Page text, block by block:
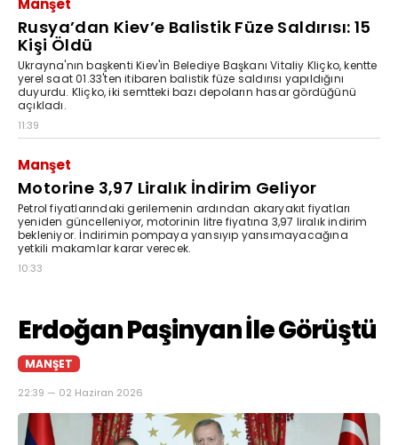
Manşet
Rusya’dan Kiev’e Balistik Füze Saldırısı: 15
Kişi Öldü
Ukrayna'nın başkenti Kiev'in Belediye Başkanı Vitaliy Kliçko, kentte
yerel saat 01.33'ten itibaren balistik füze saldırısı yapıldığını
duyurdu. Kliçko, iki semtteki bazı depoların hasar gördüğünü
açıkladı.
11:39
Manşet
Motorine 3,97 Liralık İndirim Geliyor
Petrol fiyatlarındaki gerilemenin ardından akaryakıt fiyatları
yeniden güncelleniyor, motorinin litre fiyatına 3,97 liralık indirim
bekleniyor. İndirimin pompaya yansıyıp yansımayacağına
yetkili makamlar karar verecek.
10:33